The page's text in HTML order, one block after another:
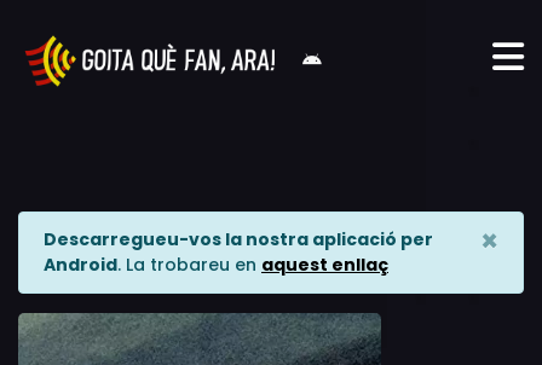
Descarregueu-vos la nostra aplicació per
Android. La trobareu en aquest enllaç
×